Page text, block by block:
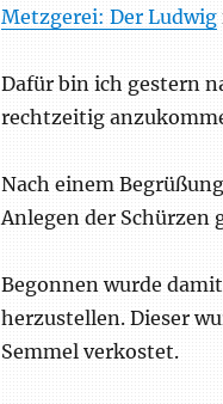
Metzgerei: Der Ludwig
Dafür bin ich gestern
rechtzeitig
Nach einem
Anlegen der Schürzen
Begonnen wurde
herzustellen. Dieser
Semmel verkostet.